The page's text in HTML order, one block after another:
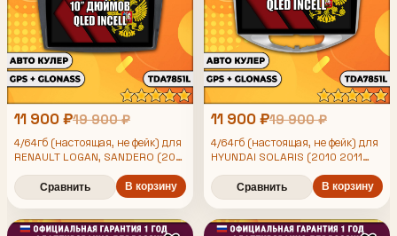
11 900 ₽19 900 ₽
4/64гб (настоящая, не фейк) для
RENAULT LOGAN, SANDERO (2014
2021 2022), Android магнитола
с усилителем TDA7851
Сравнить В корзину
11 900 ₽19 900 ₽
4/64гб (настоящая, не фейк) для
HYUNDAI SOLARIS (2010 2011
Хендай Соларис, Android
магнитола с усилителем
Сравнить В корзину